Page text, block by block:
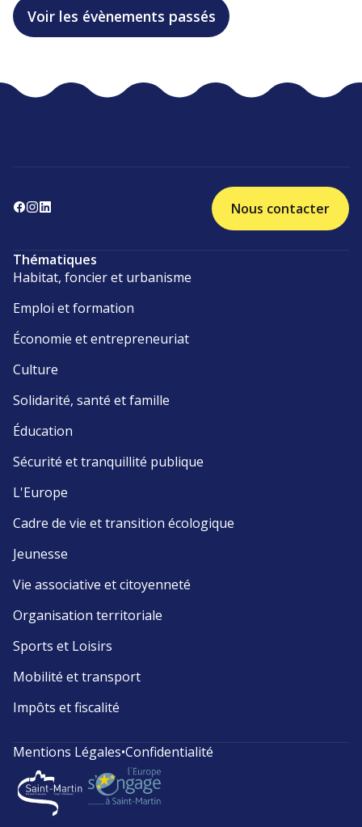
Voir les évènements passés
Nous contacter
Thématiques
Habitat, foncier et urbanisme
Emploi et formation
Économie et entrepreneuriat
Culture
Solidarité, santé et famille
Éducation
Sécurité et tranquillité publique
L'Europe
Cadre de vie et transition écologique
Jeunesse
Vie associative et citoyenneté
Organisation territoriale
Sports et Loisirs
Mobilité et transport
Impôts et fiscalité
Mentions Légales•Confidentialité